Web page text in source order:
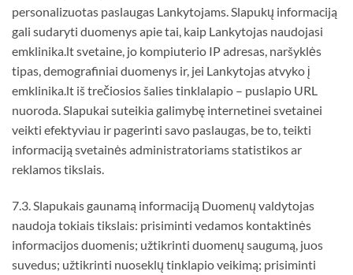
personalizuotas paslaugas Lankytojams. Slapukų informaciją
gali sudaryti duomenys apie tai, kaip Lankytojas naudojasi
emklinika.lt svetaine, jo kompiuterio IP adresas, naršyklės
tipas, demografiniai duomenys ir, jei Lankytojas atvyko į
emklinika.lt iš trečiosios šalies tinklalapio – puslapio URL
nuoroda. Slapukai suteikia galimybę internetinei svetainei
veikti efektyviau ir pagerinti savo paslaugas, be to, teikti
informaciją svetainės administratoriams statistikos ar
reklamos tikslais.
7.3. Slapukais gaunamą informaciją Duomenų valdytojas
naudoja tokiais tikslais: prisiminti vedamos kontaktinės
informacijos duomenis; užtikrinti duomenų saugumą, juos
suvedus; užtikrinti nuoseklų tinklapio veikimą; prisiminti